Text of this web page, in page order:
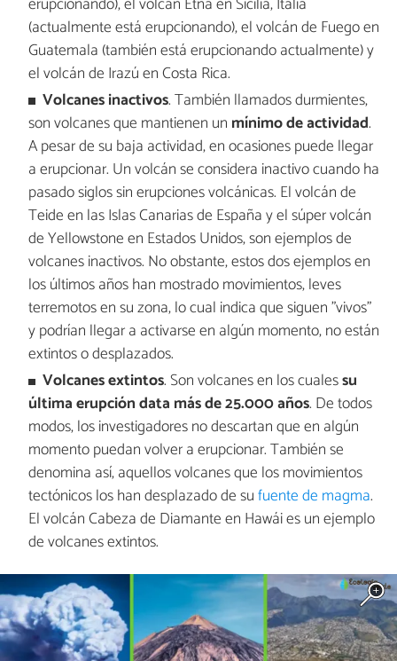
(actualmente está erupcionando), el volcán de Fuego en
Guatemala (también está erupcionando actualmente) y
el volcán de Irazú en Costa Rica.
Volcanes inactivos. También llamados durmientes,
son volcanes que mantienen un mínimo de actividad.
A pesar de su baja actividad, en ocasiones puede llegar
a erupcionar. Un volcán se considera inactivo cuando ha
pasado siglos sin erupciones volcánicas. El volcán de
Teide en las Islas Canarias de España y el súper volcán
de Yellowstone en Estados Unidos, son ejemplos de
volcanes inactivos. No obstante, estos dos ejemplos en
los últimos años han mostrado movimientos, leves
terremotos en su zona, lo cual indica que siguen "vivos"
y podrían llegar a activarse en algún momento, no están
extintos o desplazados.
Volcanes extintos. Son volcanes en los cualessu
última erupción data más de 25.000 años. De todos
modos, los investigadores no descartan que en algún
momento puedan volver a erupcionar. También se
denomina así, aquellos volcanes que los movimientos
tectónicos los han desplazado de sufuente de magma.
El volcán Cabeza de Diamante en Hawái es un ejemplo
de volcanes extintos.